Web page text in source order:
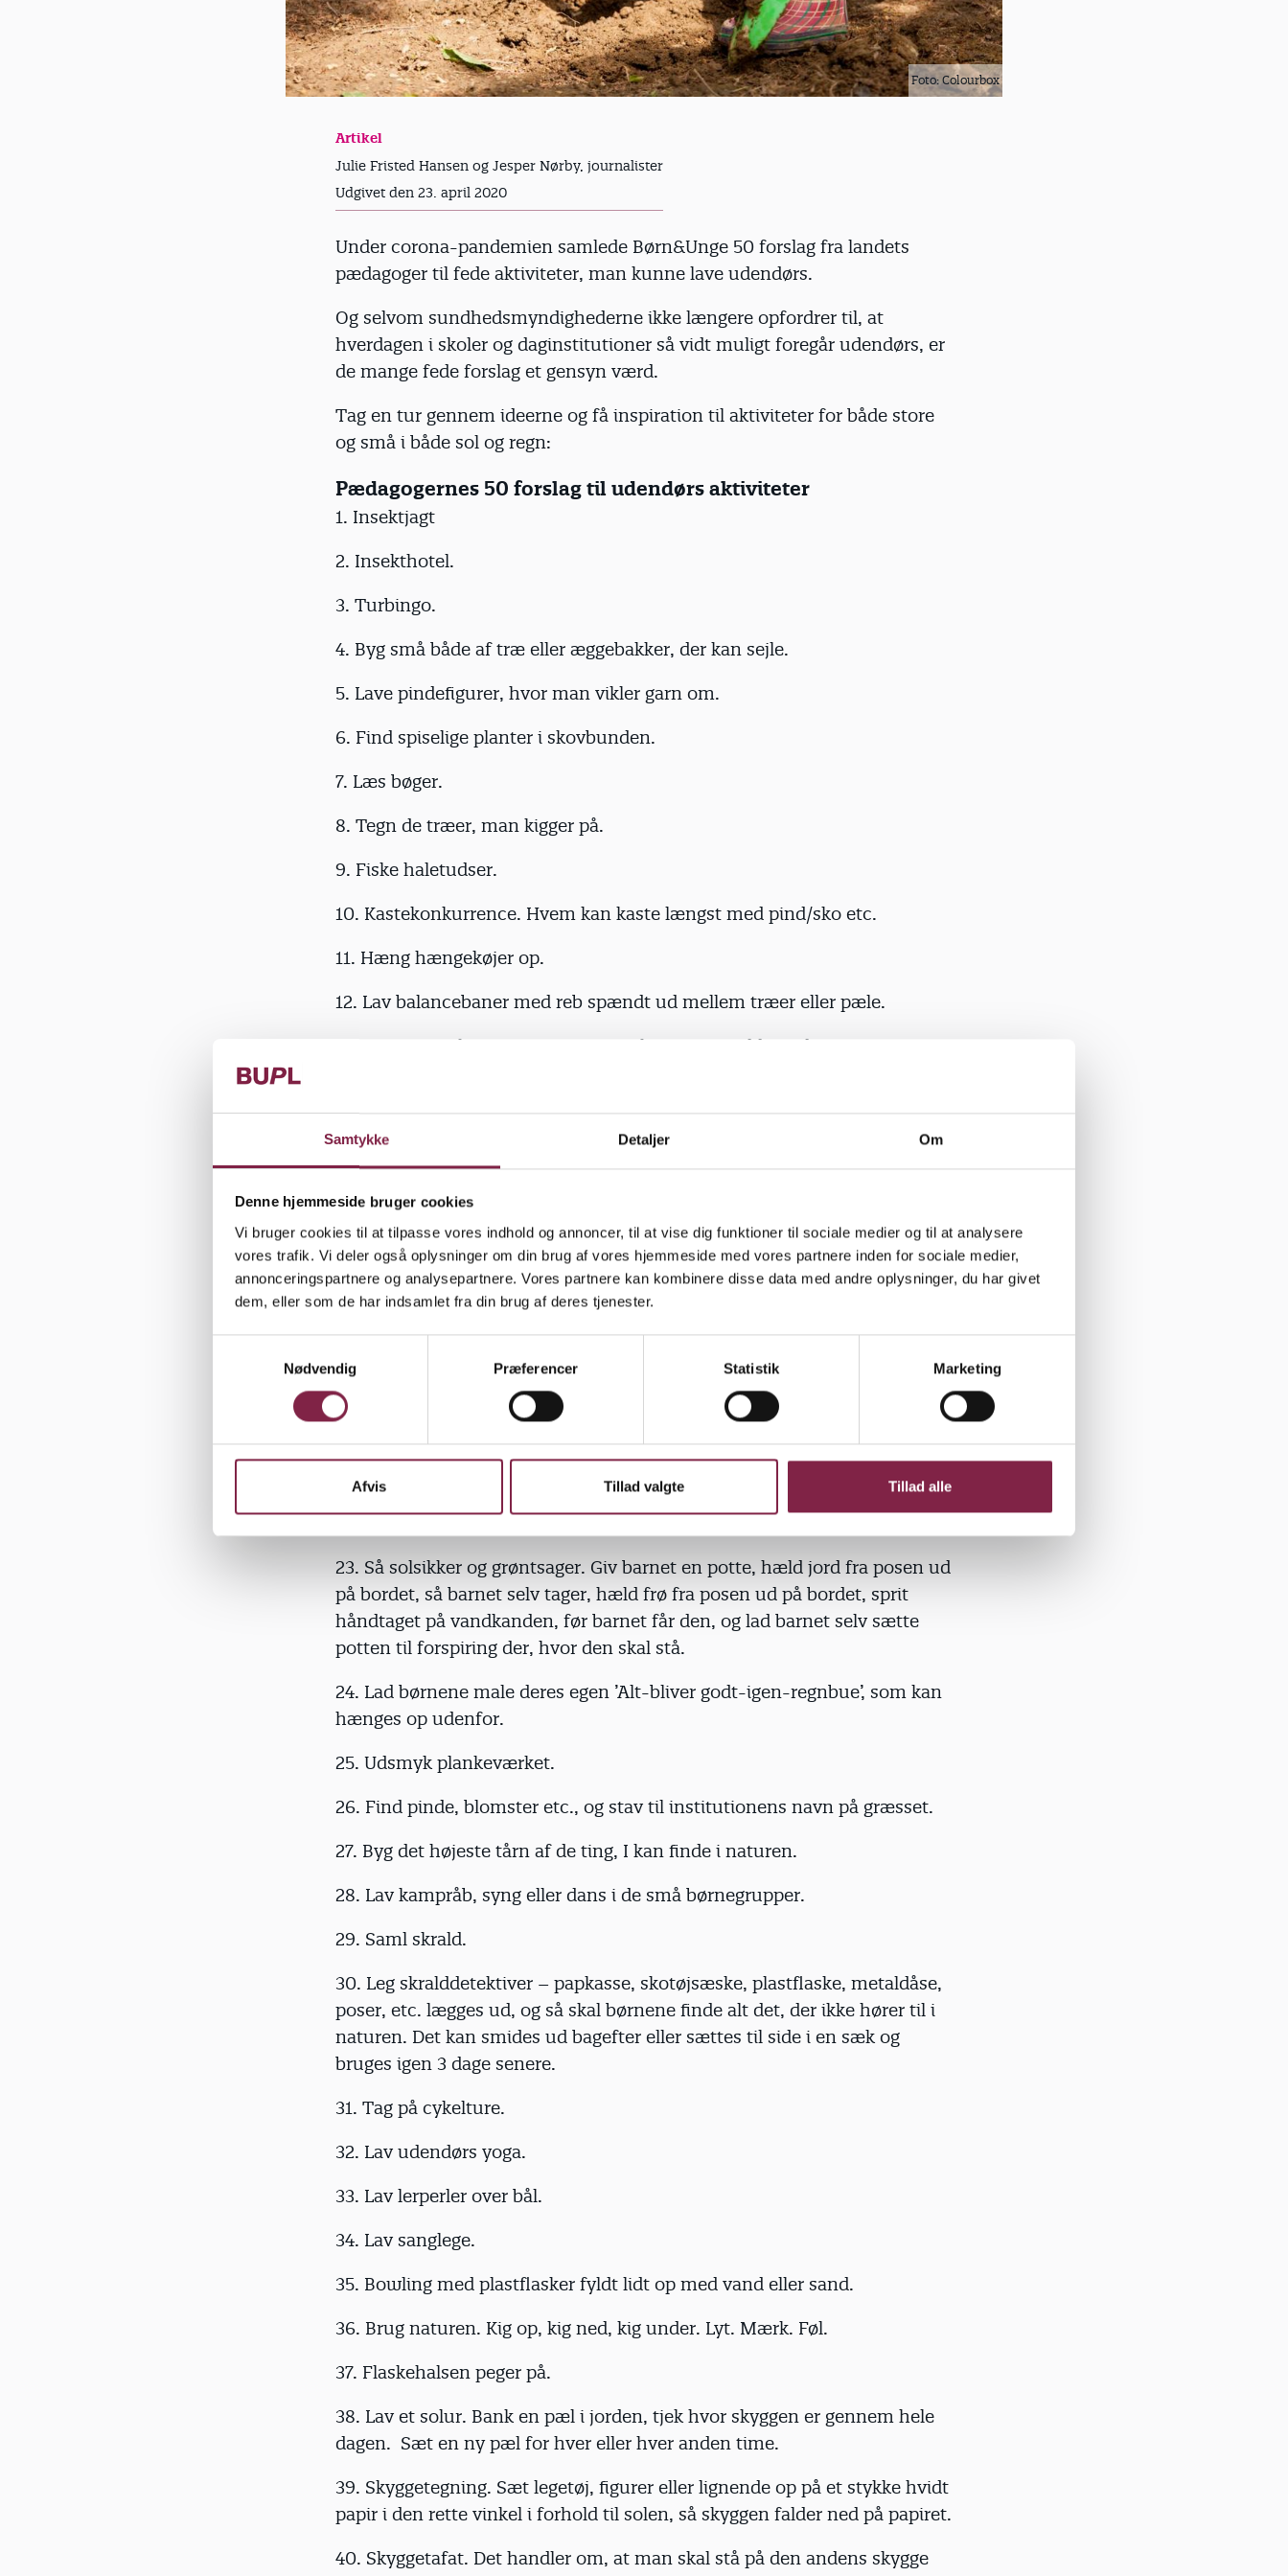
Samtykke Detaljer Om
Denne hjemmeside bruger cookies
Vi bruger cookies til at tilpasse vores indhold og annoncer, til at vise dig funktioner til sociale medier og til at analysere
vores trafik. Vi deler også oplysninger om din brug af vores hjemmeside med vores partnere inden for sociale medier,
annonceringspartnere og analysepartnere. Vores partnere kan kombinere disse data med andre oplysninger, du har givet
dem, eller som de har indsamlet fra din brug af deres tjenester.
v
Nødvendig Præferencer Statistik Marketing
Afvis Tillad valgte Tillad alle
Foto: Colourbox
Artikel
Julie Fristed Hansen og Jesper Nørby, journalister
Udgivet den 23. april 2020
Under corona-pandemien samlede Børn&Unge 50 forslag fra landets
pædagoger til fede aktiviteter, man kunne lave udendørs.
Og selvom sundhedsmyndighederne ikke længere opfordrer til, at
hverdagen i skoler og daginstitutioner så vidt muligt foregår udendørs, er
de mange fede forslag et gensyn værd.
Tag en tur gennem ideerne og få inspiration til aktiviteter for både store
og små i både sol og regn:
Pædagogernes 50 forslag til udendørs aktiviteter
1. Insektjagt
2. Insekthotel.
3. Turbingo.
4. Byg små både af træ eller æggebakker, der kan sejle.
5. Lave pindefigurer, hvor man vikler garn om.
6. Find spiselige planter i skovbunden.
7. Læs bøger.
8. Tegn de træer, man kigger på.
9. Fiske haletudser.
10. Kastekonkurrence. Hvem kan kaste længst med pind/sko etc.
11. Hæng hængekøjer op.
12. Lav balancebaner med reb spændt ud mellem træer eller pæle.
13. Hæng simple grengynger op. Det kræver en siddepind og 1,5-2 meter
14. Byg huler.
15. Skaf gamle bildæk, som børnene kan trille med, bygge forhindringer
16. Stopdans.
17. Snitteværksted.
19. Kridtbaner.
20. Mal med kridt, hvor kridtet bliver opløst i vand. Børnene kan få deres
21. Levende vendespil.
23. Så solsikker og grøntsager. Giv barnet en potte, hæld jord fra posen ud
på bordet, så barnet selv tager, hæld frø fra posen ud på bordet, sprit
håndtaget på vandkanden, før barnet får den, og lad barnet selv sætte
potten til forspiring der, hvor den skal stå.
24. Lad børnene male deres egen ’Alt-bliver godt-igen-regnbue’, som kan
hænges op udenfor.
25. Udsmyk plankeværket.
26. Find pinde, blomster etc., og stav til institutionens navn på græsset.
27. Byg det højeste tårn af de ting, I kan finde i naturen.
28. Lav kampråb, syng eller dans i de små børnegrupper.
29. Saml skrald.
30. Leg skralddetektiver – papkasse, skotøjsæske, plastflaske, metaldåse,
poser, etc. lægges ud, og så skal børnene finde alt det, der ikke hører til i
naturen. Det kan smides ud bagefter eller sættes til side i en sæk og
bruges igen 3 dage senere.
31. Tag på cykelture.
32. Lav udendørs yoga.
33. Lav lerperler over bål.
34. Lav sanglege.
35. Bowling med plastflasker fyldt lidt op med vand eller sand.
36. Brug naturen. Kig op, kig ned, kig under. Lyt. Mærk. Føl.
37. Flaskehalsen peger på.
38. Lav et solur. Bank en pæl i jorden, tjek hvor skyggen er gennem hele
dagen. Sæt en ny pæl for hver eller hver anden time.
39. Skyggetegning. Sæt legetøj, figurer eller lignende op på et stykke hvidt
papir i den rette vinkel i forhold til solen, så skyggen falder ned på papiret.
40. Skyggetafat. Det handler om, at man skal stå på den andens skygge